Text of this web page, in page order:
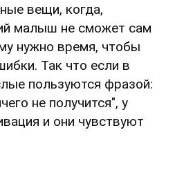
вещи, когда,
малыш не сможет сам
нужно время, чтобы
Так что если в
пользуются фразой:
не получится", у
и они чувствуют